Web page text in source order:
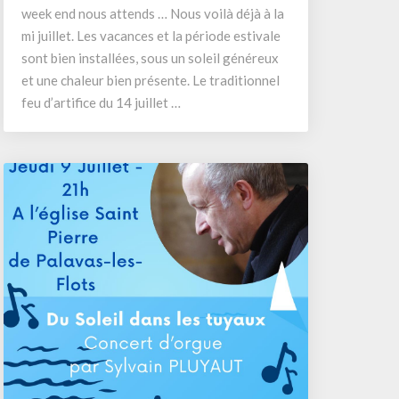
13
au
19
juillet
week end nous attends … Nous voilà déjà à la
mi juillet. Les vacances et la période estivale
sont bien installées, sous un soleil généreux
et une chaleur bien présente. Le traditionnel
feu d’artifice du 14 juillet …